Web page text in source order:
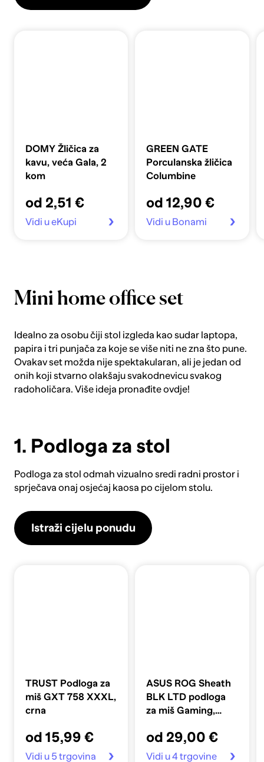
DOMY Žličica za
kavu, veća Gala, 2
kom
od 2,51 €
Vidi u eKupi
GREEN GATE
Porculanska žličica
Columbine
od 12,90 €
Vidi u Bonami
Mini home office set
Idealno za osobu čiji stol izgleda kao sudar laptopa,
papira i tri punjača za koje se više niti ne zna što pune.
Ovakav set možda nije spektakularan, ali je jedan od
onih koji stvarno olakšaju svakodnevicu svakog
radoholičara. Više ideja pronađiteovdje!
1. Podloga za stol
Podloga za stol odmah vizualno sredi radni prostor i
sprječava onaj osjećaj kaosa po cijelom stolu.
Istraži cijelu ponudu
TRUST Podloga za
miš GXT 758 XXXL,
crna
od 15,99 €
Vidi u 5 trgovina
ASUS ROG Sheath
BLK LTD podloga
za miš Gaming,
od 29,00 €
Vidi u 4 trgovine